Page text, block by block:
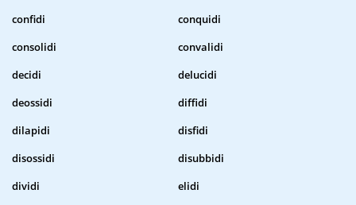
confidi
conquidi
consolidi
convalidi
decidi
delucidi
deossidi
diffidi
dilapidi
disfidi
disossidi
disubbidi
dividi
elidi